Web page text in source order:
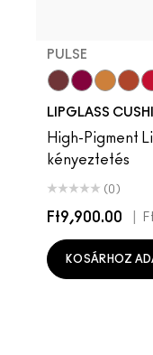
PULSE
LIPGLASS
High-Pigment
kényeztetés
(0)
Ft9,900.00
KOSÁRHOZ